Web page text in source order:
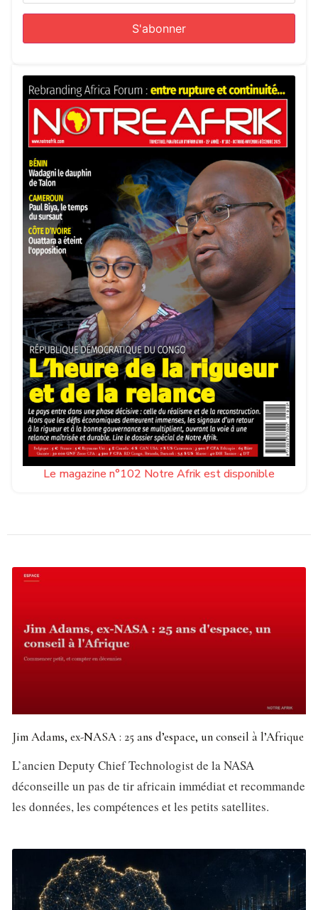
Le magazine n°102 Notre Afrik est disponible
Jim Adams, ex-NASA : 25 ans d’espace, un conseil à l’Afrique
L’ancien Deputy Chief Technologist de la NASA
déconseille un pas de tir africain immédiat et recommande
les données, les compétences et les petits satellites.